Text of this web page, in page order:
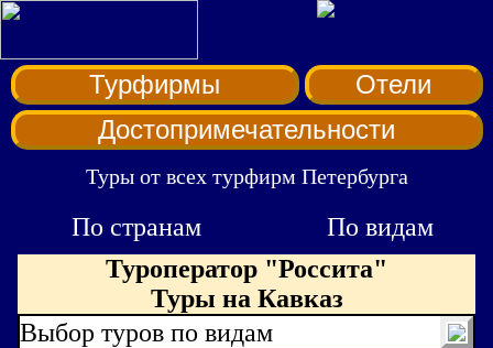
Турфирмы
Отели
Достопримечательности
Туры от всех турфирм Петербурга
По странам
По видам
Туроператор "Россита"
Туры на Кавказ
Выбор туров по видам